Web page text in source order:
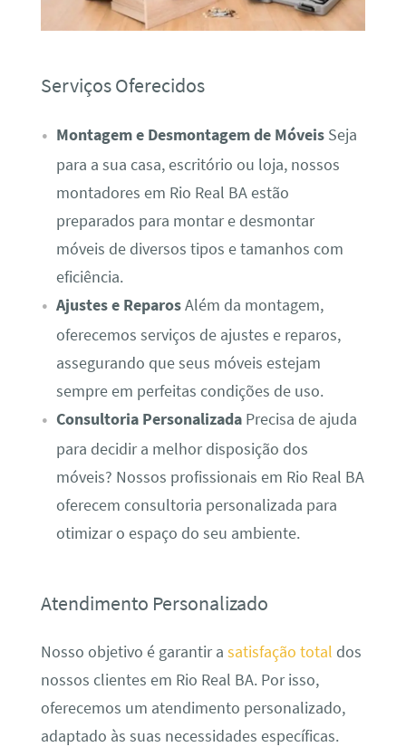
Serviços Oferecidos
Montagem e Desmontagem de MóveisSeja
para a sua casa, escritório ou loja, nossos
montadores em Rio Real BA estão
preparados para montar e desmontar
móveis de diversos tipos e tamanhos com
eficiência.
Ajustes e ReparosAlém da montagem,
oferecemos serviços de ajustes e reparos,
assegurando que seus móveis estejam
sempre em perfeitas condições de uso.
Consultoria PersonalizadaPrecisa de ajuda
para decidir a melhor disposição dos
móveis? Nossos profissionais em Rio Real BA
oferecem consultoria personalizada para
otimizar o espaço do seu ambiente.
Atendimento Personalizado
Nosso objetivo é garantir a satisfação total dos
nossos clientes em Rio Real BA. Por isso,
oferecemos um atendimento personalizado,
adaptado às suas necessidades específicas.